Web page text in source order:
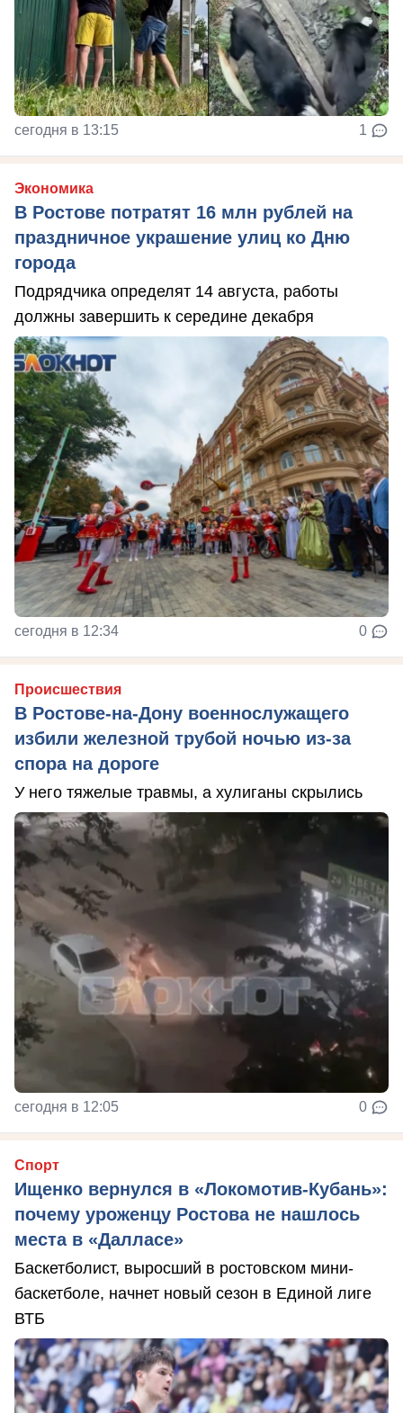
сегодня в 13:15 1
Экономика
В Ростове потратят 16 млн рублей на
праздничное украшение улиц ко Дню
города
Подрядчика определят 14 августа, работы
должны завершить к середине декабря
сегодня в 12:34 0
Происшествия
В Ростове-на-Дону военнослужащего
избили железной трубой ночью из-за
спора на дороге
У него тяжелые травмы, а хулиганы скрылись
сегодня в 12:05 0
Спорт
Ищенко вернулся в «Локомотив-Кубань»:
почему уроженцу Ростова не нашлось
места в «Далласе»
Баскетболист, выросший в ростовском мини-
баскетболе, начнет новый сезон в Единой лиге
ВТБ